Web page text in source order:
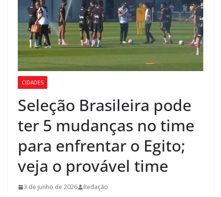
CIDADES
Seleção Brasileira pode
ter 5 mudanças no time
para enfrentar o Egito;
veja o provável time
3 de junho de 2026 Redação